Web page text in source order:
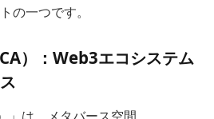
の一つです。
）：Web3エコシステム